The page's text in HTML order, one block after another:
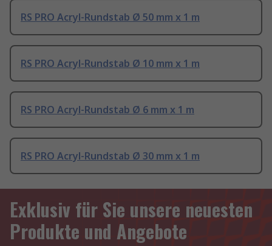
RS PRO Acryl-Rundstab Ø 50 mm x 1 m
RS PRO Acryl-Rundstab Ø 10 mm x 1 m
RS PRO Acryl-Rundstab Ø 6 mm x 1 m
RS PRO Acryl-Rundstab Ø 30 mm x 1 m
Exklusiv für Sie unsere neuesten
Produkte und Angebote